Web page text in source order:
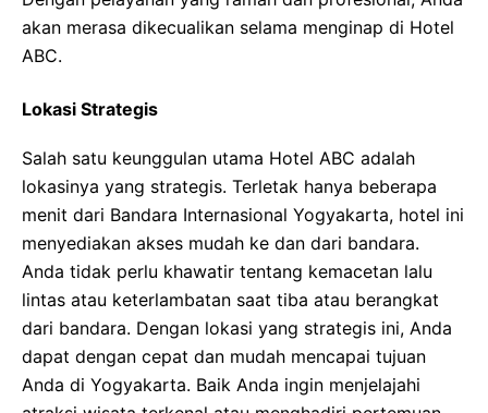
akan merasa dikecualikan selama menginap di Hotel
ABC.
Lokasi Strategis
Salah satu keunggulan utama Hotel ABC adalah
lokasinya yang strategis. Terletak hanya beberapa
menit dari Bandara Internasional Yogyakarta, hotel ini
menyediakan akses mudah ke dan dari bandara.
Anda tidak perlu khawatir tentang kemacetan lalu
lintas atau keterlambatan saat tiba atau berangkat
dari bandara. Dengan lokasi yang strategis ini, Anda
dapat dengan cepat dan mudah mencapai tujuan
Anda di Yogyakarta. Baik Anda ingin menjelajahi